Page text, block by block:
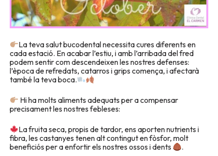
La teva salut bucodental necessita cures diferents en
cada estació. En acabar l’estiu, i amb l’arribada del fred
podem sentir com descendeixen les nostres defenses:
l’època de refredats, catarros i grips comença, i afectarà
també la teva boca.
Hi ha molts aliments adequats per a compensar
precisament les nostres febleses:
La fruita seca, propis de tardor, ens aporten nutrients i
fibra, les castanyes tenen alt contingut en fòsfor, molt
beneficiós per a enfortir els nostres ossos i dents
.